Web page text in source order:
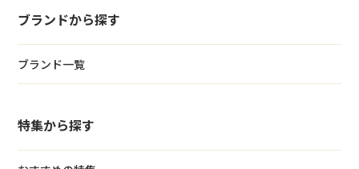
ブランドから探す
ブランド一覧
特集から探す